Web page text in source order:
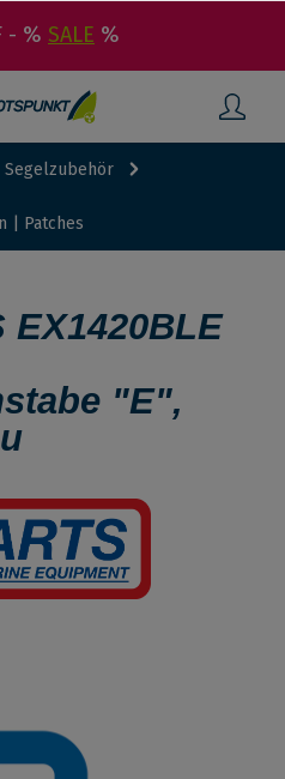
- % SALE %
Segelzubehör
| Patches
EX1420BLE
"E",